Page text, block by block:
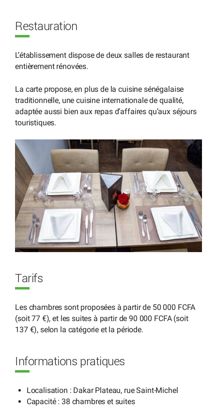
Restauration
L’établissement dispose de deux salles de restaurant
entièrement rénovées.
La carte propose, en plus de la cuisine sénégalaise
traditionnelle, une cuisine internationale de qualité,
adaptée aussi bien aux repas d’affaires qu’aux séjours
touristiques.
Tarifs
Les chambres sont proposées à partir de 50 000 FCFA
(soit 77 €), et les suites à partir de 90 000 FCFA (soit
137 €), selon la catégorie et la période.
Informations pratiques
Localisation : Dakar Plateau, rue Saint-Michel
Capacité : 38 chambres et suites